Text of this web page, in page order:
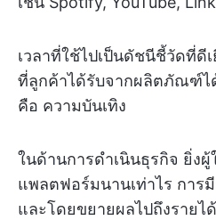
เวลาที่ใช้ไปเป็นดัชนีชี้วัดที่ดี
ที่ลูกค้าได้รับจากผลิตภัณฑ์
คือ ความบันเทิง
ในด้านการดำเนินธุรกิจ ยิ่งผู้
แพลตฟอร์มนานเท่าไร การ
และโดยขยายผลไปถึงราย